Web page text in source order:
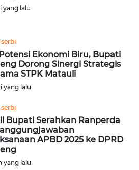
yang lalu
Ekonomi Biru, Bupati
Dorong Sinergi Strategis
STPK Matauli
yang lalu
Bupati Serahkan Ranperda
APBD 2025 ke DPRD
yang lalu